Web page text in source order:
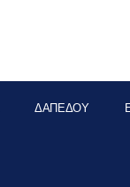
ΔΑΠΈΔΟΥ